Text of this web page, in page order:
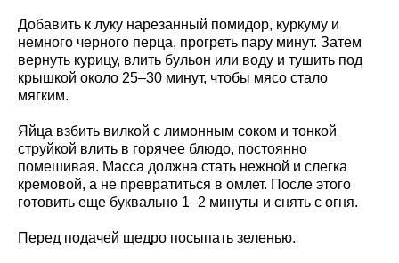
Добавить к луку нарезанный помидор, куркуму и
немного черного перца, прогреть пару минут. Затем
вернуть курицу, влить бульон или воду и тушить под
крышкой около 25–30 минут, чтобы мясо стало
мягким.
Яйца взбить вилкой с лимонным соком и тонкой
струйкой влить в горячее блюдо, постоянно
помешивая. Масса должна стать нежной и слегка
кремовой, а не превратиться в омлет. После этого
готовить еще буквально 1–2 минуты и снять с огня.
Перед подачей щедро посыпать зеленью.